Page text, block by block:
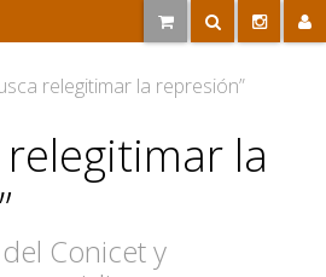
relegitimar la represión”
relegitimar la
Conicet y